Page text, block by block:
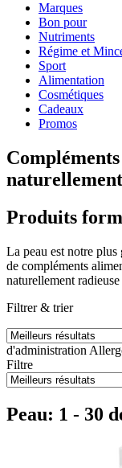
Marques
Bon pour
Nutriments
Régime et
Sport
Alimentation
Cosmétiques
Cadeaux
Promos
Produits
La peau est notre
de compléments
naturellement radieuse
Filtrer & trier
d'administration
Filtre
Peau: 1 - 30